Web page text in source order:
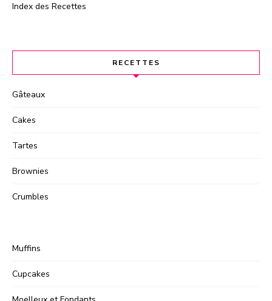
Index des Recettes
RECETTES
Gâteaux
Cakes
Tartes
Brownies
Crumbles
Muffins
Cupcakes